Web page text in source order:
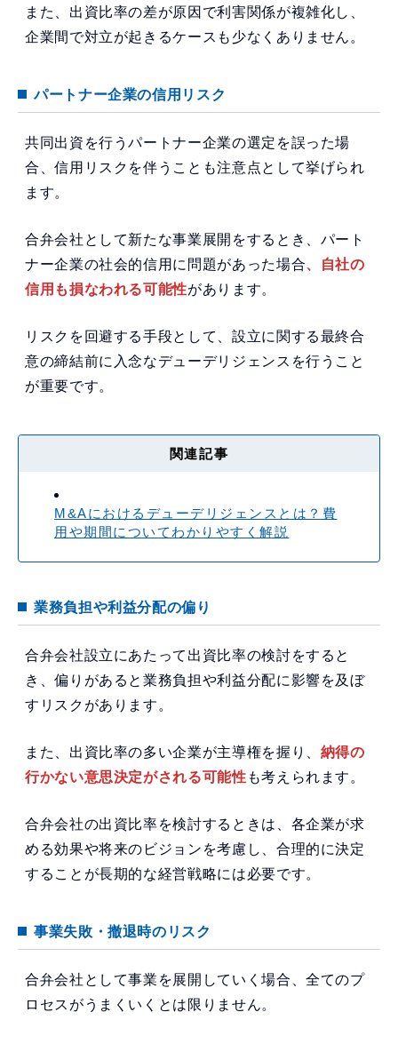
また、出資比率の差が原因で利害関係が複雑化し、
企業間で対立が起きるケースも少なくありません。
パートナー企業の信用リスク
共同出資を行うパートナー企業の選定を誤った場
合、信用リスクを伴うことも注意点として挙げられ
ます。
合弁会社として新たな事業展開をするとき、パート
ナー企業の社会的信用に問題があった場合、自社の
信用も損なわれる可能性があります。
リスクを回避する手段として、設立に関する最終合
意の締結前に入念なデューデリジェンスを行うこと
が重要です。
関連記事
M&Aにおけるデューデリジェンスとは？費
用や期間についてわかりやすく解説
業務負担や利益分配の偏り
合弁会社設立にあたって出資比率の検討をすると
き、偏りがあると業務負担や利益分配に影響を及ぼ
すリスクがあります。
また、出資比率の多い企業が主導権を握り、 納得の
行かない意思決定がされる可能性 も考えられます。
合弁会社の出資比率を検討するときは、各企業が求
める効果や将来のビジョンを考慮し、合理的に決定
することが長期的な経営戦略には必要です。
事業失敗・撤退時のリスク
合弁会社として事業を展開していく場合、全てのプ
ロセスがうまくいくとは限りません。